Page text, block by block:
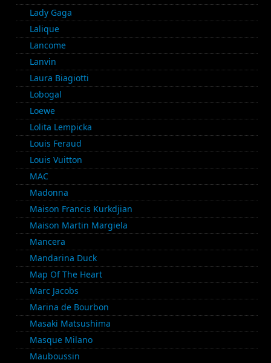
Lady Gaga
Lalique
Lancome
Lanvin
Laura Biagiotti
Lobogal
Loewe
Lolita Lempicka
Louis Feraud
Louis Vuitton
MAC
Madonna
Maison Francis Kurkdjian
Maison Martin Margiela
Mancera
Mandarina Duck
Map Of The Heart
Marc Jacobs
Marina de Bourbon
Masaki Matsushima
Masque Milano
Mauboussin